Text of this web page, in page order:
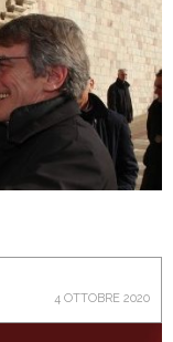
4 OTTOBRE 2020